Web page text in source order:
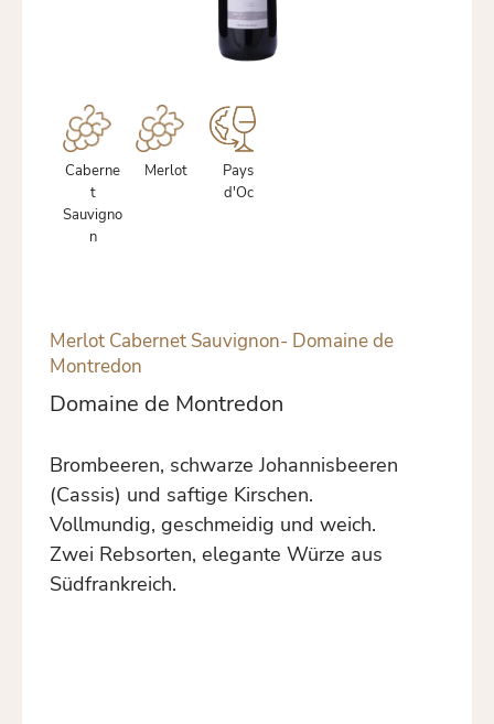
Caberne
t
Sauvigno
n
Merlot
Pays
d'Oc
Merlot Cabernet Sauvignon- Domaine de
Montredon
Domaine de Montredon
Brombeeren, schwarze Johannisbeeren
(Cassis) und saftige Kirschen.
Vollmundig, geschmeidig und weich.
Zwei Rebsorten, elegante Würze aus
Südfrankreich.